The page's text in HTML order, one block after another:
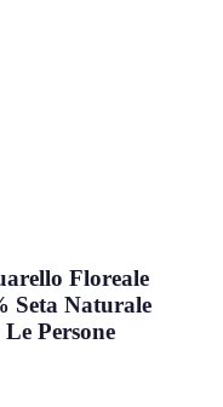
Floreale
Seta Naturale
Persone